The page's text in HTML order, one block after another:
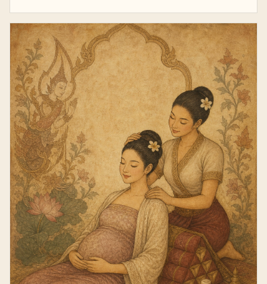
sécurité, des indices de formation professionnelle,
une infographie complète et un chemin clair vers le
cours privé de massage prénatal.